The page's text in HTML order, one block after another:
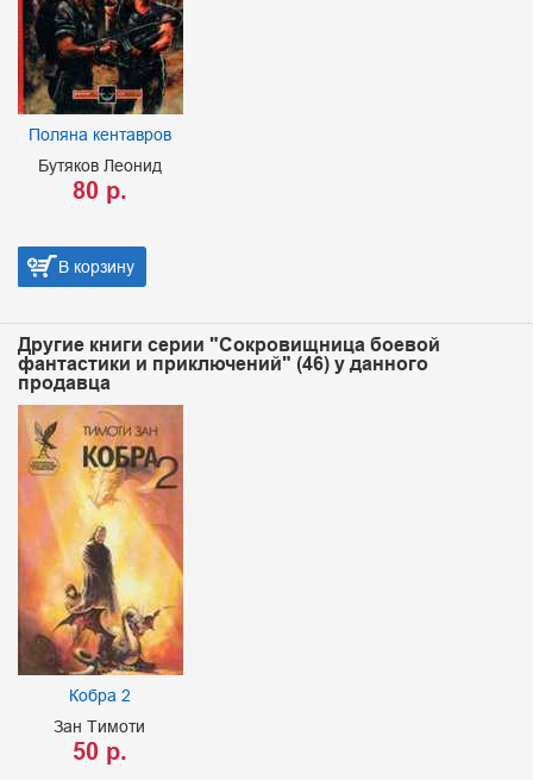
Другие книги серии "Сокровищница боевой
фантастики и приключений" (46) у данного
продавца
Тимоти